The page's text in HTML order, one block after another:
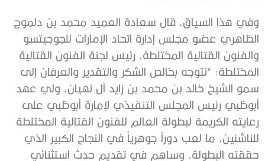
وفي هذا السياق، قال سعادة العميد محمد بن دلموج
الظاهري عضو مجلس إدارة اتحاد الإمارات للجوجيتسو
والفنون القتالية المختلطة، رئيس لجنة الفنون القتالية
المختلطة: “نتوجه بخالص الشكر والتقدير والعرفان إلى
سمو الشيخ خالد بن محمد بن زايد آل نهيان، ولي عهد
أبوظبي رئيس المجلس التنفيذي لإمارة أبوظبي على
رعايته الكريمة لبطولة العالم للفنون القتالية المختلطة
للناشئين، ما لعب دوراً جوهرياً في النجاح الكبير الذي
حققته البطولة. وساهم في تقديم حدث استثنائي